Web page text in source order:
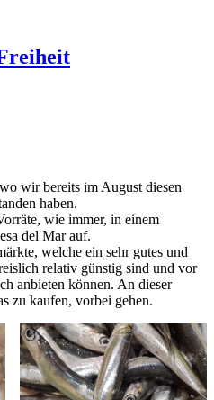
wir bereits im August diesen
haben.
wie immer, in einem
del Mar auf.
welche ein sehr gutes und
relativ günstig sind und vor
anbieten können. An dieser
zu kaufen, vorbei gehen.